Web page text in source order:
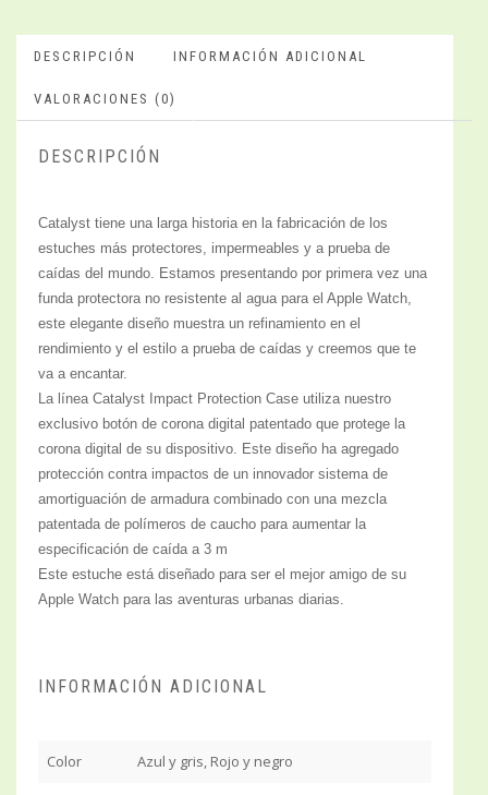
DESCRIPCIÓN INFORMACIÓN ADICIONAL
VALORACIONES (0)
DESCRIPCIÓN
Catalyst tiene una larga historia en la fabricación de los
estuches más protectores, impermeables y a prueba de
caídas del mundo. Estamos presentando por primera vez una
funda protectora no resistente al agua para el Apple Watch,
este elegante diseño muestra un refinamiento en el
rendimiento y el estilo a prueba de caídas y creemos que te
va a encantar.
La línea Catalyst Impact Protection Case utiliza nuestro
exclusivo botón de corona digital patentado que protege la
corona digital de su dispositivo. Este diseño ha agregado
protección contra impactos de un innovador sistema de
amortiguación de armadura combinado con una mezcla
patentada de polímeros de caucho para aumentar la
especificación de caída a 3 m
Este estuche está diseñado para ser el mejor amigo de su
Apple Watch para las aventuras urbanas diarias.
INFORMACIÓN ADICIONAL
Color Azul y gris, Rojo y negro